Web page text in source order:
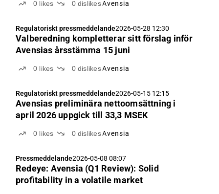
0 likes 0 dislikesAvensia
Regulatoriskt pressmeddelande2026-05-28 12:30
Valberedning kompletterar sitt förslag inför
Avensias årsstämma 15 juni
0 likes 0 dislikesAvensia
Regulatoriskt pressmeddelande2026-05-15 12:15
Avensias preliminära nettoomsättning i
april 2026 uppgick till 33,3 MSEK
0 likes 0 dislikesAvensia
Pressmeddelande2026-05-08 08:07
Redeye: Avensia (Q1 Review): Solid
profitability in a volatile market